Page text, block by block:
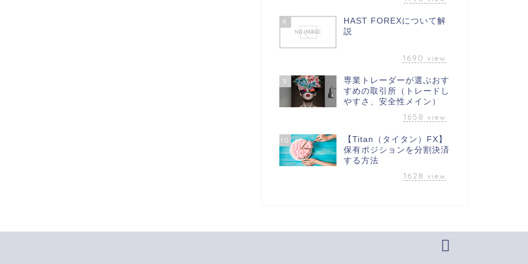
8
HAST FOREXについて解
説
1690 view
9
専業トレーダーが選ぶおす
すめの取引所（トレードし
やすさ、安全性メイン）
1658 view
10
【Titan（タイタン）FX】
保有ポジションを分割決済
する方法
1628 view